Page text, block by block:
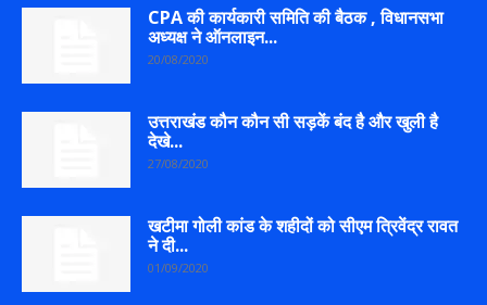
CPA की कार्यकारी समिति की बैठक , विधानसभा
अध्यक्ष ने ऑनलाइन...
20/08/2020
उत्तराखंड कौन कौन सी सड़कें बंद है और खुली है
देखे...
27/08/2020
खटीमा गोली कांड के शहीदों को सीएम त्रिवेंद्र रावत
ने दी...
01/09/2020